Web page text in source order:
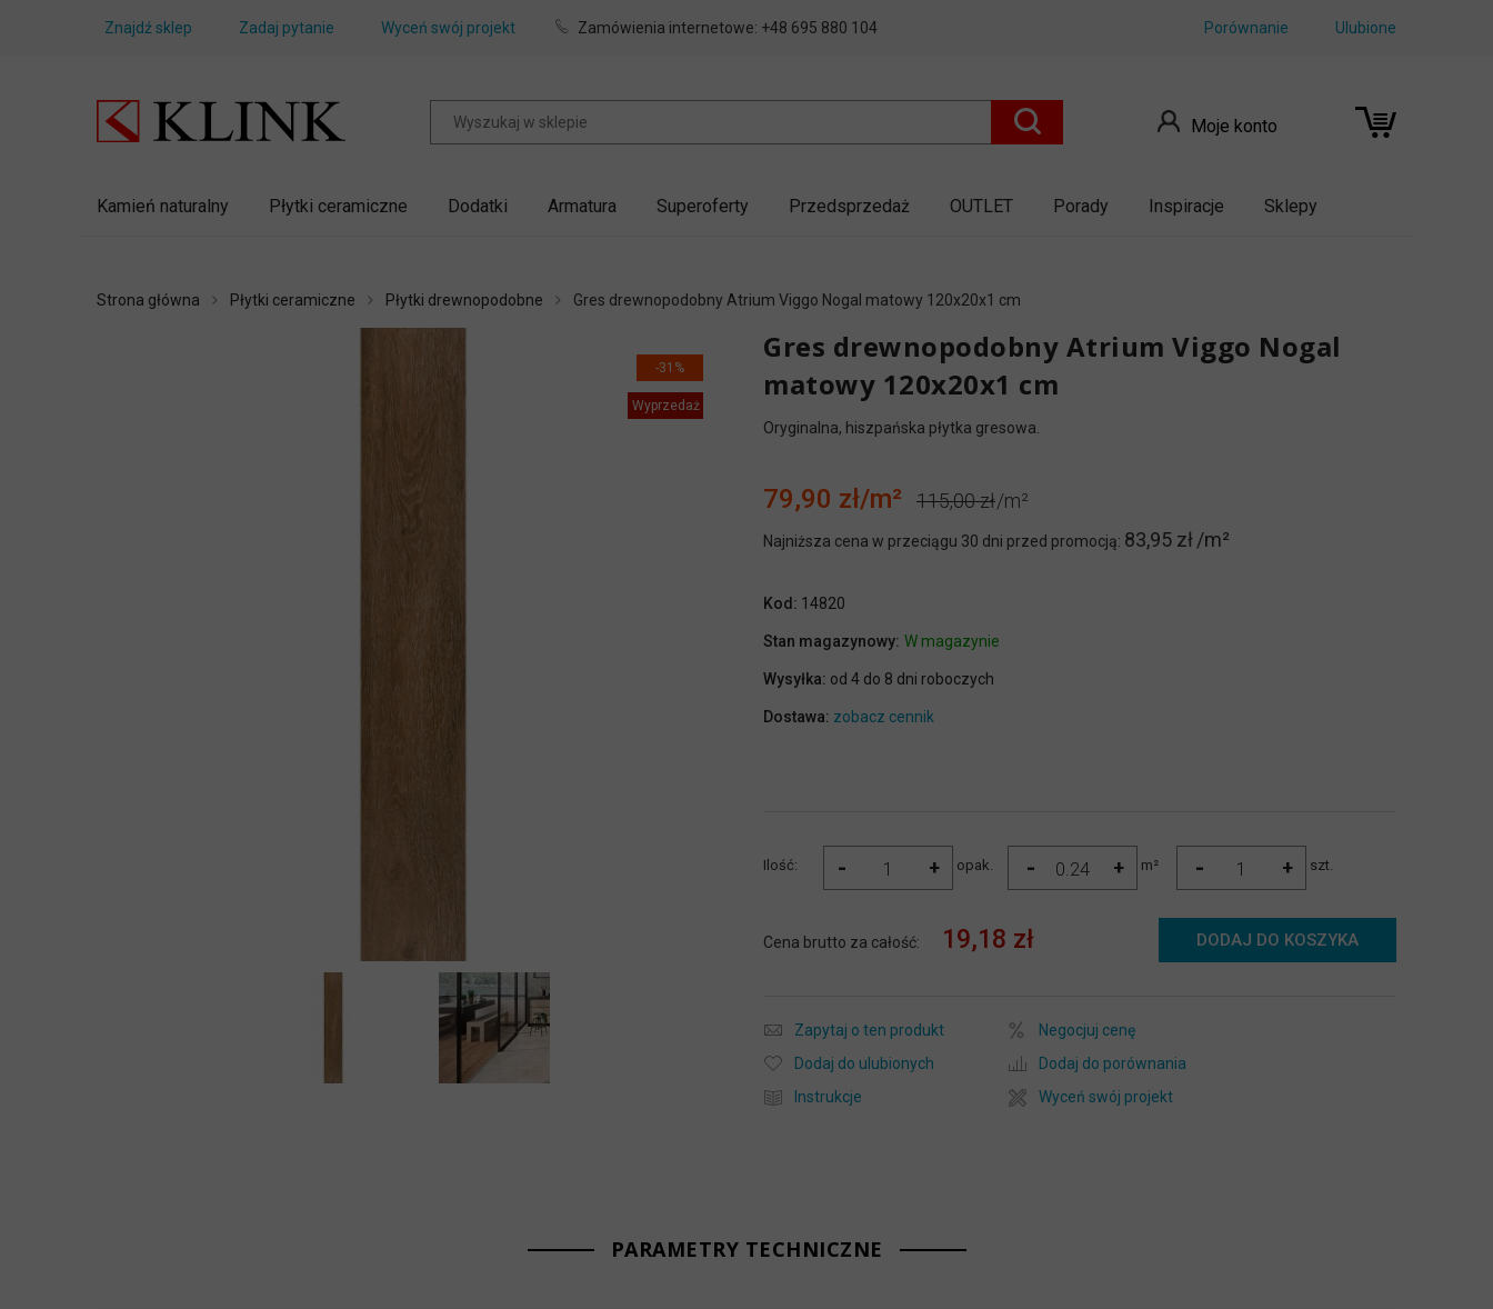
Znajdź sklep Zadaj pytanie Wyceń swój projekt Zamówienia internetowe: +48 695 880 104 Ulubione
Porównanie
Moje konto
Kamień naturalny Płytki ceramiczne Dodatki Armatura Superoferty Przedsprzedaż OUTLET Porady Inspiracje Sklepy
Strona główna Płytki ceramiczne Płytki drewnopodobne Gres drewnopodobny Atrium Viggo Nogal matowy 120x20x1 cm
-31%
Wyprzedaż
Gres drewnopodobny Atrium Viggo Nogal
matowy 120x20x1 cm
Oryginalna, hiszpańska płytka gresowa.
79,90 zł 115,00 zł
Najniższa cena w przeciągu 30 dni przed promocją: 83,95 zł
Kod: 14820
Stan magazynowy: W magazynie
Wysyłka: od 4 do 8 dni roboczych
Dostawa: zobacz cennik
Ilość: - + opak. - + m² - + szt.
Cena brutto za całość: 19,18 zł DODAJ DO KOSZYKA
Zapytaj o ten produkt
Negocjuj cenę
Dodaj do ulubionych
Dodaj do porównania
Instrukcje
Wyceń swój projekt
PARAMETRY TECHNICZNE